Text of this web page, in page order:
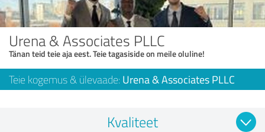
Urena & Associates PLLC
Tänan teid teie aja eest. Teie tagasiside on meile oluline!
Teie kogemus & ülevaade: Urena & Associates PLLC
Kvaliteet